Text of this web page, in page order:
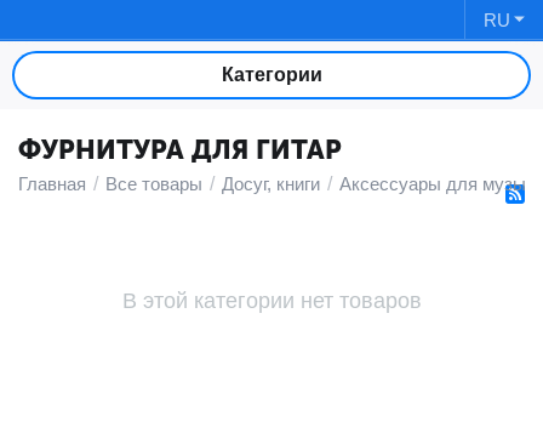
RU
Категории
ФУРНИТУРА ДЛЯ ГИТАР
Главная / Все товары / Досуг, книги / Аксессуары для
В этой категории нет товаров